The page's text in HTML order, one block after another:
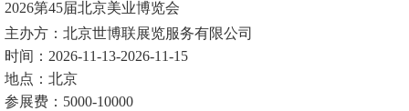
2026第45届北京美业博览会
主办方：北京世博联展览服务有限公司
时间：2026-11-13-2026-11-15
地点：北京
参展费：5000-10000